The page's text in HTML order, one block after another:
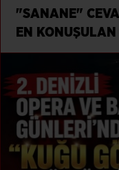
"SANANE"
EN